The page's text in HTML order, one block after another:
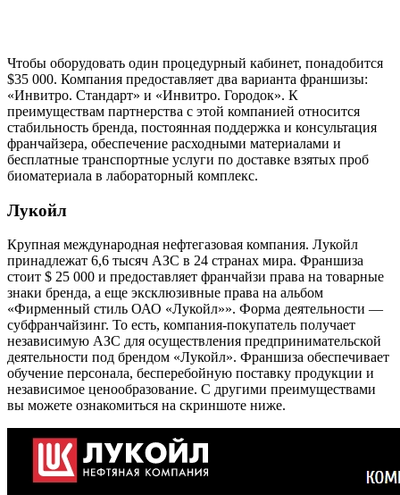
Чтобы оборудовать один процедурный кабинет, понадобится
$35 000. Компания предоставляет два варианта франшизы:
«Инвитро. Стандарт» и «Инвитро. Городок». К
преимуществам партнерства с этой компанией относится
стабильность бренда, постоянная поддержка и консультация
франчайзера, обеспечение расходными материалами и
бесплатные транспортные услуги по доставке взятых проб
биоматериала в лабораторный комплекс.
Лукойл
Крупная международная нефтегазовая компания. Лукойл
принадлежат 6,6 тысяч АЗС в 24 странах мира. Франшиза
стоит $ 25 000 и предоставляет франчайзи права на товарные
знаки бренда, а еще эксклюзивные права на альбом
«Фирменный стиль ОАО «Лукойл»». Форма деятельности —
субфранчайзинг. То есть, компания-покупатель получает
независимую АЗС для осуществления предпринимательской
деятельности под брендом «Лукойл». Франшиза обеспечивает
обучение персонала, бесперебойную поставку продукции и
независимое ценообразование. С другими преимуществами
вы можете ознакомиться на скриншоте ниже.